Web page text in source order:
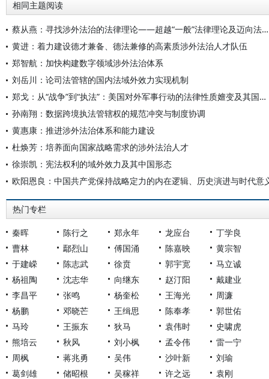
相同主题阅读
蔡从燕：寻找涉外法治的法律理论——超越“一般”法律理论及迈向法律吸引力理论
黄进：着力建设德才兼备、德法兼修的高素质涉外法治人才队伍
郑智航：加快构建数字领域涉外法治体系
刘岳川：论司法管辖的国内法域外效力实现机制
郑戈：从“战争”到“执法”：美国对外军事行动的法律性质嬗变及其国际法违法性
孙南翔：数据跨境执法管辖权的规范冲突与制度协调
黄惠康：推进涉外法治体系和能力建设
杜焕芳：培养面向国家战略需求的涉外法治人才
徐崇凯：宪法权利的域外效力及其中国形态
欧阳恩良：中国共产党保持战略定力的内在逻辑、历史演进与时代意
热门专栏
秦晖 陈行之 郑永年 龙应台
丁学良
曹林
鄢烈山 傅国涌 陈嘉映
黄宗智
于建嵘
陈志武 徐贲 郭宇宽
马立诚
杨祖陶
沈志华 向继东 赵汀阳
戴建业
李昌平
张鸣 杨奎松 王海光
周濂
杨鹏
邓晓芒 王缉思 陈奉孝
郭世佑
马玲
王振东 狄马 袁伟时
史啸虎
熊培云
秋风 刘小枫 孟令伟
雷一宁
周枫
蒋兆勇 吴伟 沙叶新
刘瑜
葛剑雄
储昭根 吴稼祥 许之远 袁刚